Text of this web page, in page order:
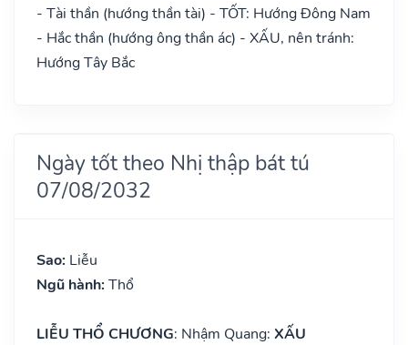
- Tài thần (hướng thần tài) - TỐT: Hướng Đông Nam
- Hắc thần (hướng ông thần ác) - XẤU, nên tránh:
Hướng Tây Bắc
Ngày tốt theo Nhị thập bát tú
07/08/2032
Sao: Liễu
Ngũ hành: Thổ
LIỄU THỔ CHƯƠNG: Nhậm Quang: XẤU